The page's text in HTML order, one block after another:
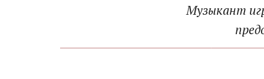
Музыкант